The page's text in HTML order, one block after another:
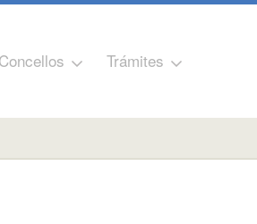
Concellos Trámites